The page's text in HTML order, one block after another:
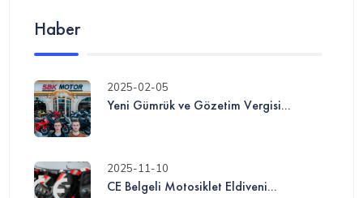
Haber
2025-02-05
Yeni Gümrük ve Gözetim Vergisi...
2025-11-10
CE Belgeli Motosiklet Eldiveni...